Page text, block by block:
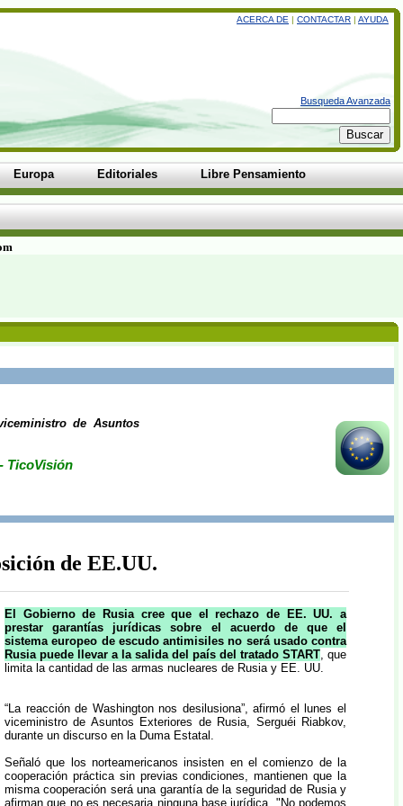
ACERCA DE | CONTACTAR | AYUDA
Busqueda Avanzada
Europa Editoriales Libre Pensamiento
de Asuntos
TicoVisión
de EE.UU.
El Gobierno de Rusia cree que el rechazo de EE. UU. a
prestar garantías jurídicas sobre el acuerdo de que el
sistema europeo de escudo antimisiles no será usado contra
Rusia puede llevar a la salida del país del tratado START, que
limita la cantidad de las armas nucleares de Rusia y EE. UU.
“La reacción de Washington nos desilusiona”, afirmó el lunes el
viceministro de Asuntos Exteriores de Rusia, Serguéi Riabkov,
durante un discurso en la Duma Estatal.
Señaló que los norteamericanos insisten en el comienzo de la
cooperación práctica sin previas condiciones, mantienen que la
misma cooperación será una garantía de la seguridad de Rusia y
afirman que no es necesaria ninguna base jurídica. "No podemos